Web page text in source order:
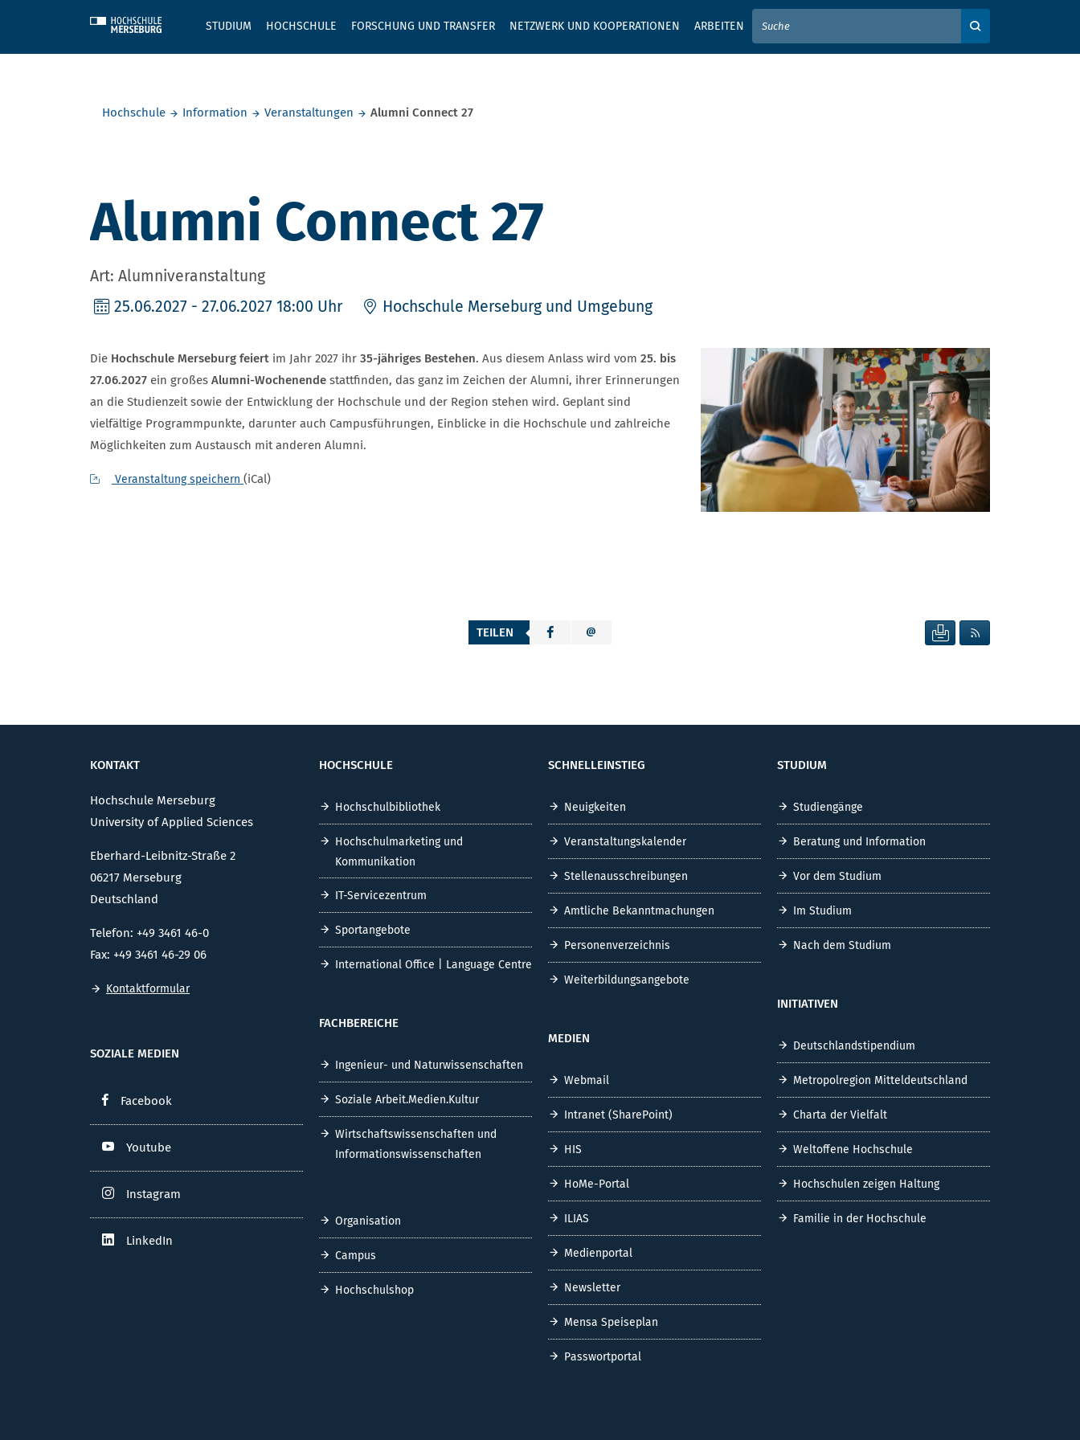
STUDIUM HOCHSCHULE FORSCHUNG UND TRANSFER NETZWERK UND KOOPERATIONEN ARBEITEN
GEBEN SIE HIER IHREN SUCHBEGRIFF EIN
Hochschule
Information Veranstaltungen Alumni Connect 27
Alumni Connect 27
Art: Alumniveranstaltung
25.06.2027 - 27.06.2027 18:00 Uhr Hochschule Merseburg und Umgebung
Die Hochschule Merseburg feiert im Jahr 2027 ihr 35-jähriges Bestehen. Aus diesem Anlass wird vom 25. bis
27.06.2027 ein großes Alumni-Wochenende stattfinden, das ganz im Zeichen der Alumni, ihrer Erinnerungen
an die Studienzeit sowie der Entwicklung der Hochschule und der Region stehen wird. Geplant sind
vielfältige Programmpunkte, darunter auch Campusführungen, Einblicke in die Hochschule und zahlreiche
Möglichkeiten zum Austausch mit anderen Alumni.
Veranstaltung speichern (iCal)
TEILEN SEITE DRUCKEN
KONTAKT
Hochschule Merseburg
University of Applied Sciences
Eberhard-Leibnitz-Straße 2
06217 Merseburg
Deutschland
Telefon: +49 3461 46-0
Fax: +49 3461 46-29 06
Kontaktformular
SOZIALE MEDIEN
Facebook
Youtube
Instagram
LinkedIn
HOCHSCHULE
Hochschulbibliothek
Hochschulmarketing und
Kommunikation
IT-Servicezentrum
Sportangebote
International Office | Language Centre
FACHBEREICHE
Ingenieur- und Naturwissenschaften
Soziale Arbeit.Medien.Kultur
Wirtschaftswissenschaften und
Informationswissenschaften
Organisation
Campus
Hochschulshop
SCHNELLEINSTIEG
Neuigkeiten
Veranstaltungskalender
Stellenausschreibungen
Amtliche Bekanntmachungen
Personenverzeichnis
Weiterbildungsangebote
MEDIEN
Webmail
Intranet (SharePoint)
HIS
HoMe-Portal
ILIAS
Medienportal
Newsletter
Mensa Speiseplan
Passwortportal
STUDIUM
Studiengänge
Beratung und Information
Vor dem Studium
Im Studium
Nach dem Studium
INITIATIVEN
Deutschlandstipendium
Metropolregion Mitteldeutschland
Charta der Vielfalt
Weltoffene Hochschule
Hochschulen zeigen Haltung
Familie in der Hochschule